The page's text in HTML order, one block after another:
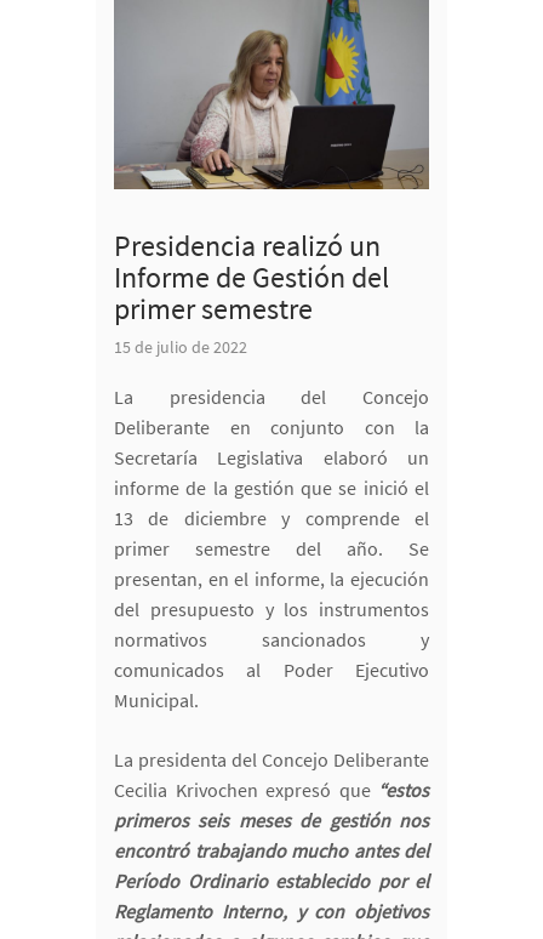
Presidencia realizó un
Informe de Gestión del
primer semestre
15 de julio de 2022
La presidencia del Concejo
Deliberante en conjunto con la
Secretaría Legislativa elaboró un
informe de la gestión que se inició el
13 de diciembre y comprende el
primer semestre del año. Se
presentan, en el informe, la ejecución
del presupuesto y los instrumentos
normativos sancionados y
comunicados al Poder Ejecutivo
Municipal.
La presidenta del Concejo Deliberante
Cecilia Krivochen expresó que “estos
primeros seis meses de gestión nos
encontró trabajando mucho antes del
Período Ordinario establecido por el
Reglamento Interno, y con objetivos